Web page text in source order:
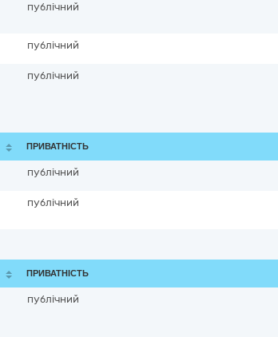
публічний
публічний
публічний
ПРИВАТНІСТЬ
публічний
публічний
ПРИВАТНІСТЬ
публічний